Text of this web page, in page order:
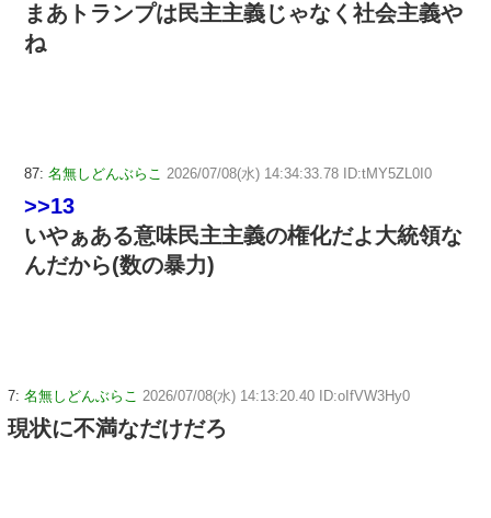
まあトランプは民主主義じゃなく社会主義や
ね
87: 名無しどんぶらこ 2026/07/08(水) 14:34:33.78 ID:tMY5ZL0I0
>>13
いやぁある意味民主主義の権化だよ大統領な
んだから(数の暴力)
7: 名無しどんぶらこ 2026/07/08(水) 14:13:20.40 ID:oIfVW3Hy0
現状に不満なだけだろ